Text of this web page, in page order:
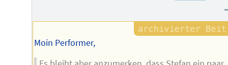
Autors
Moin Performer,